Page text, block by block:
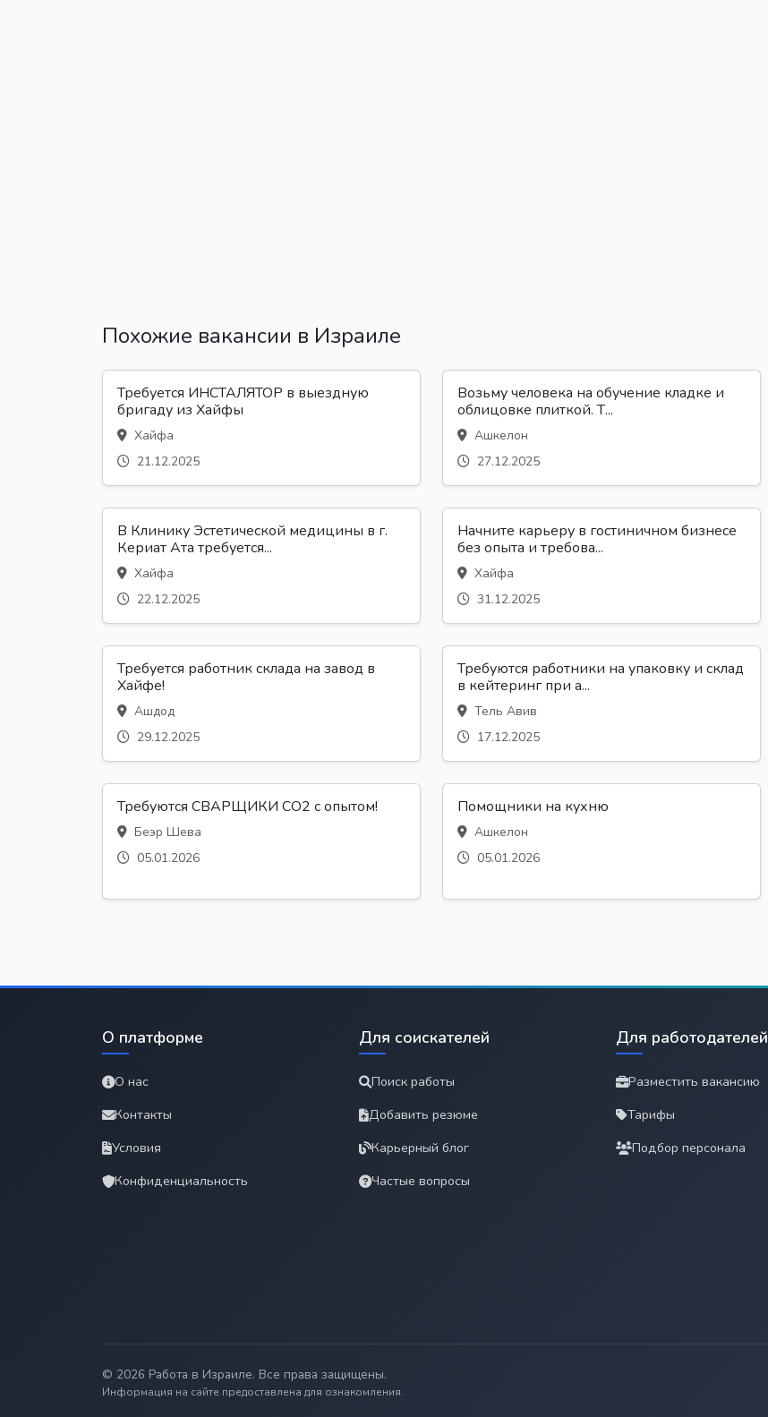
Похожие вакансии в Израиле
Требуется ИНСТАЛЯТОР в выездную
бригаду из Хайфы
Хайфа
21.12.2025
Возьму человека на обучение кладке и
облицовке плиткой. Т...
Ашкелон
27.12.2025
В Клинику Эстетической медицины в г.
Кериат Ата требуется...
Хайфа
22.12.2025
Начните карьеру в гостиничном бизнесе
без опыта и требова...
Хайфа
31.12.2025
Требуется работник склада на завод в
Хайфе!
Ашдод
29.12.2025
Требуются работники на упаковку и склад
в кейтеринг при а...
Тель Авив
17.12.2025
Требуются СВАРЩИКИ CO2 с опытом!
Беэр Шева
05.01.2026
Помощники на кухню
Ашкелон
05.01.2026
О платформе
О нас
Контакты
Условия
Конфиденциальность
Для соискателей
Поиск работы
Добавить резюме
Карьерный блог
Частые вопросы
Для работодателей
Разместить вакансию
Тарифы
Подбор персонала
© 2026 Работа в Израиле. Все права защищены.
Информация на сайте предоставлена для ознакомления.